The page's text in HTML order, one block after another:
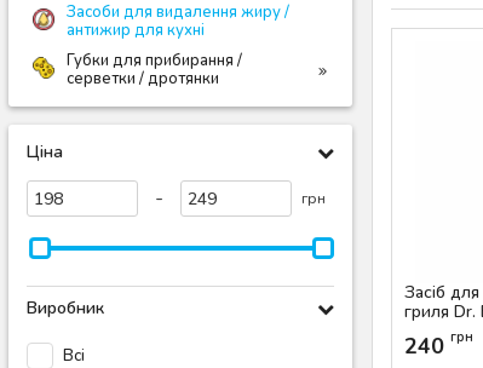
Засоби для видалення жиру /
антижир для кухні
Губки для прибирання /
серветки / дротянки
Ціна
- грн
Виробник
Всі
Засіб
гриля Dr.
Артикул:
240 грн